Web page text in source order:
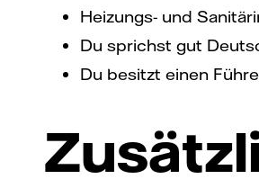
Heizungs- und
Du sprichst gut
Du besitzt einen